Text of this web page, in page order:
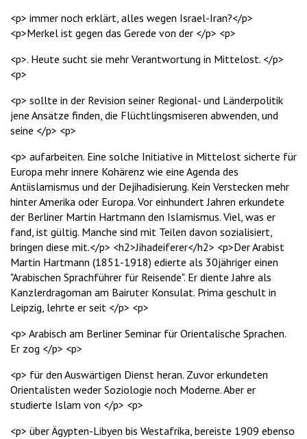
<p> immer noch erklärt, alles wegen Israel-Iran?</p>
<p>Merkel ist gegen das Gerede von der </p> <p>
<p>. Heute sucht sie mehr Verantwortung in Mittelost. </p>
<p>
<p> sollte in der Revision seiner Regional- und Länderpolitik
jene Ansätze finden, die Flüchtlingsmiseren abwenden, und
seine </p> <p>
<p> aufarbeiten. Eine solche Initiative in Mittelost sicherte für
Europa mehr innere Kohärenz wie eine Agenda des
Antiislamismus und der Dejihadisierung. Kein Verstecken mehr
hinter Amerika oder Europa. Vor einhundert Jahren erkundete
der Berliner Martin Hartmann den Islamismus. Viel, was er
fand, ist gültig. Manche sind mit Teilen davon sozialisiert,
bringen diese mit.</p> <h2>Jihadeiferer</h2> <p>Der Arabist
Martin Hartmann (1851-1918) edierte als 30jähriger einen
"Arabischen Sprachführer für Reisende". Er diente Jahre als
Kanzlerdragoman am Bairuter Konsulat. Prima geschult in
Leipzig, lehrte er seit </p> <p>
<p> Arabisch am Berliner Seminar für Orientalische Sprachen.
Er zog </p> <p>
<p> für den Auswärtigen Dienst heran. Zuvor erkundeten
Orientalisten weder Soziologie noch Moderne. Aber er
studierte Islam von </p> <p>
<p> über Ägypten-Libyen bis Westafrika, bereiste 1909 ebenso